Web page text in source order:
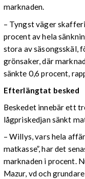
marknaden.
– Tyngst väger
procent av hela
stora av säsongsskäl,
grönsaker, där
sänkte 0,6 procent,
Efterlängtat besked
Beskedet innebär ett
lågpriskedjan sänkt
– Willys, vars hela
matkasse”, har det
marknaden i procent.
Mazur, vd och